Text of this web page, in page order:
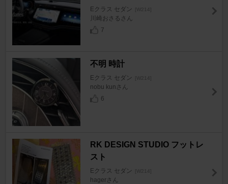
Eクラス セダン [W214]
川崎おさるさん
7
不明 時計
Eクラス セダン [W214]
nobu kunさん
6
RK DESIGN STUDIO フットレ
スト
Eクラス セダン [W214]
hagerさん